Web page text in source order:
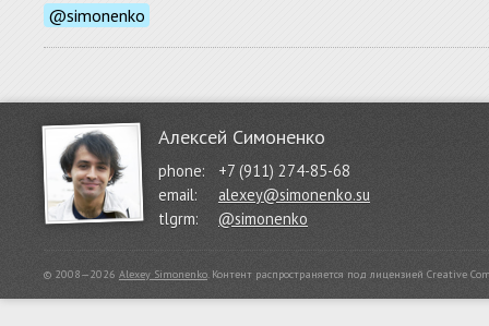
@simonenko
Алексей Симоненко
phone:
+7 (911) 274-85-68
email:
alexey@simonenko.su
tlgrm:
@simonenko
© 2008—2026 Alexey Simonenko. Контент распространяется под лицензией Creative